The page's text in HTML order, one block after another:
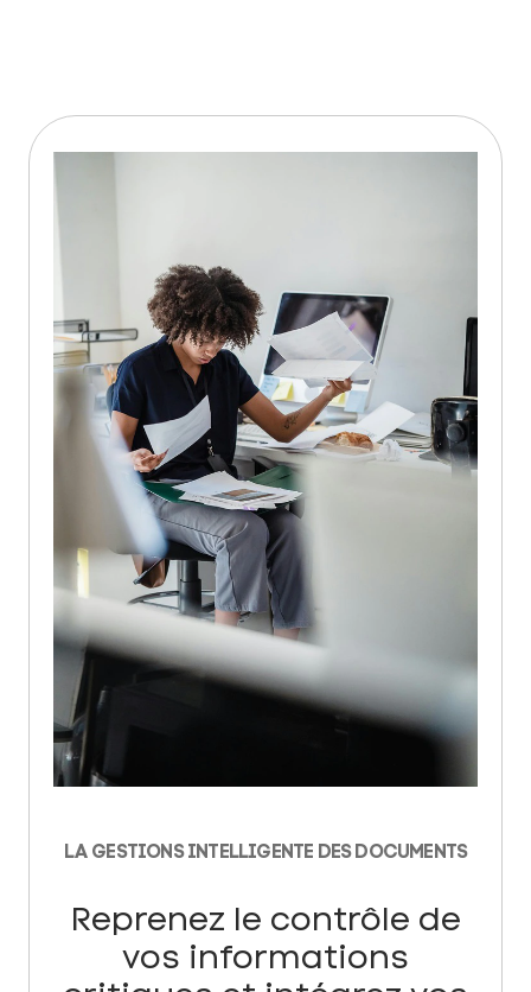
LA GESTIONS INTELLIGENTE DES DOCUMENTS
Reprenez le contrôle de
vos informations